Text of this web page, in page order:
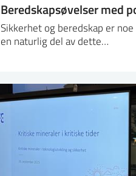
Beredskapsøvelser med
Sikkerhet og beredskap er
en naturlig del av dette…